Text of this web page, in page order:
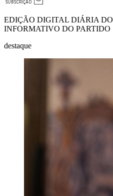
EDIÇÃO DIGITAL DIÁRIA
INFORMATIVO DO PARTIDO
destaque